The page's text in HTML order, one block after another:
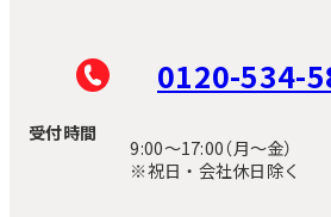
0120-534-
受付時間
9:00〜17:00（月～金）
※祝日・会社休日除く